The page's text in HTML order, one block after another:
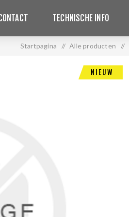
TECHNISCHE INFO
Startpagina / Alle producten /
NIEUW